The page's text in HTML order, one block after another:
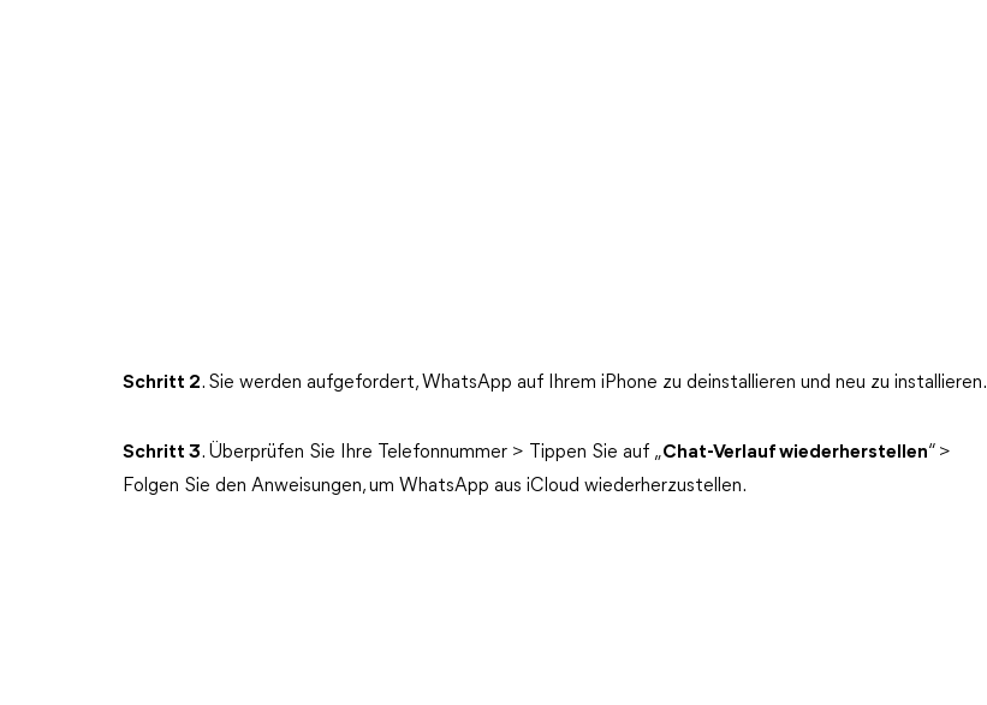
Schritt 2. Sie werden aufgefordert, WhatsApp auf Ihrem iPhone zu deinstallieren und neu zu installieren.
Schritt 3. Überprüfen Sie Ihre Telefonnummer > Tippen Sie auf „Chat-Verlauf wiederherstellen“ >
Folgen Sie den Anweisungen, um WhatsApp aus iCloud wiederherzustellen.